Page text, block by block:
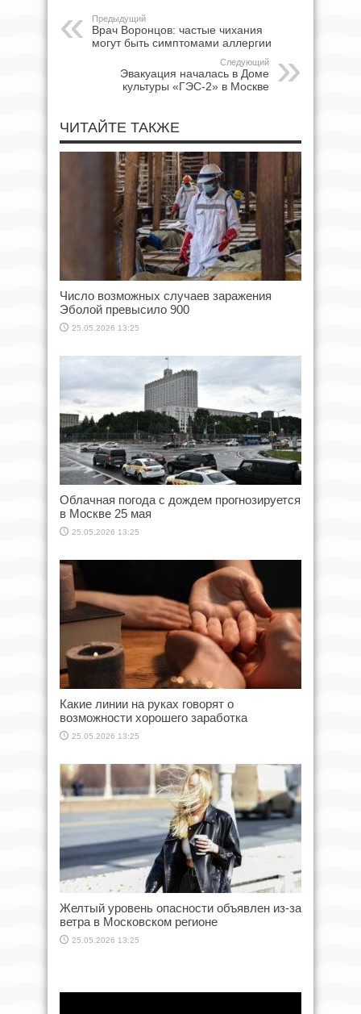
Предыдущий
Врач Воронцов: частые чихания
могут быть симптомами аллергии
Следующий
Эвакуация началась в Доме
культуры «ГЭС-2» в Москве
ЧИТАЙТЕ ТАКЖЕ
Число возможных случаев заражения
Эболой превысило 900
25.05.2026 13:25
Облачная погода с дождем прогнозируется
в Москве 25 мая
25.05.2026 13:25
Какие линии на руках говорят о
возможности хорошего заработка
25.05.2026 13:25
Желтый уровень опасности объявлен из-за
ветра в Московском регионе
25.05.2026 13:25